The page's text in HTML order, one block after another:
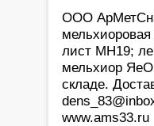
ООО
лист МН19;
мельхиор
складе.
www.ams33.ru